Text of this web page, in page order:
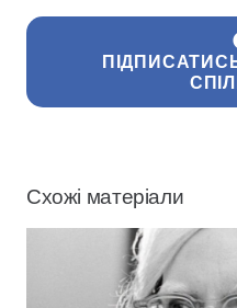
Схожі матеріали